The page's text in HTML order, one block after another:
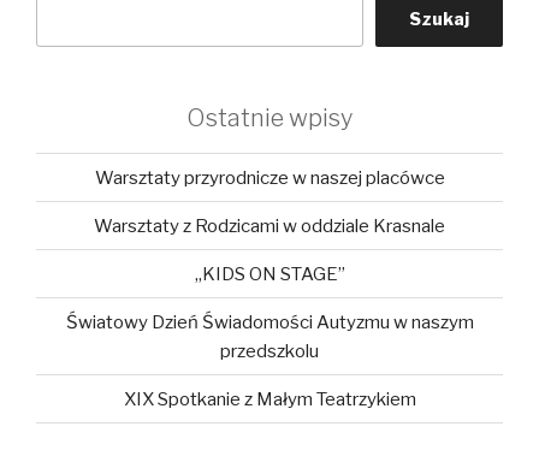
Szukaj
Ostatnie wpisy
Warsztaty przyrodnicze w naszej placówce
Warsztaty z Rodzicami w oddziale Krasnale
„KIDS ON STAGE”
Światowy Dzień Świadomości Autyzmu w naszym
przedszkolu
XIX Spotkanie z Małym Teatrzykiem